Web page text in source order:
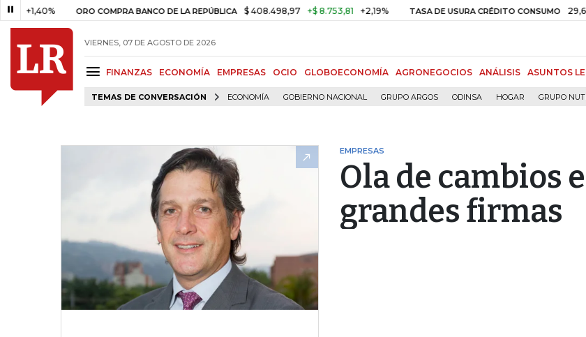
ORO COMPRA BANCO DE LA REPÚBLICA $ 408.498,97 +$ 8.753,81 +2,19% TASA DE USURA CRÉDITO CONSUMO 29,66%
VIERNES, 07 DE AGOSTO DE 2026
FINANZAS ECONOMÍA EMPRESAS OCIO GLOBOECONOMÍA AGRONEGOCIOS ANÁLISIS ASUNTOS
TEMAS DE CONVERSACIÓN ECONOMÍA GOBIERNO NACIONAL GRUPO ARGOS ODINSA HOGAR GRUPO
EMPRESAS
Ola de cambios
grandes firmas